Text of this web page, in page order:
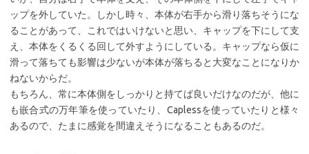
ップを外していた。しかし時々、本体が右手から滑り落ちそうにな
ることがあって、これではいけないと思い、キャップを下にして支
え、本体をくるくる回して外すようにしている。キャップなら仮に
滑って落ちても影響は少ないが本体が落ちると大変なことになりか
ねないからだ。
もちろん、常に本体側をしっかりと持てば良いだけなのだが、他に
も嵌合式の万年筆を使っていたり、Caplessを使っていたりと様々
あるので、たまに感覚を間違えそうになることもあるのだ。